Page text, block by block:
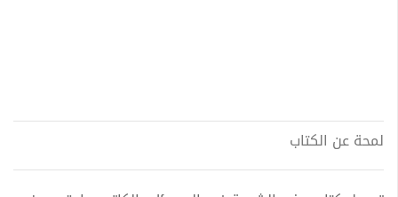
لمحة عن الكتاب